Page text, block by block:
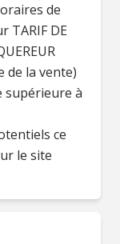
de
TARIF DE
de la vente)
supérieure à
ce
le site